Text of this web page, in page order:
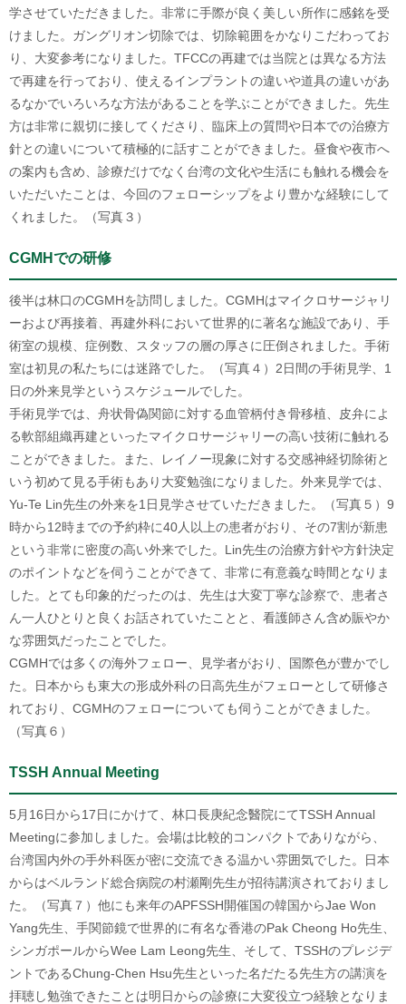
学させていただきました。非常に手際が良く美しい所作に感銘を受
けました。ガングリオン切除では、切除範囲をかなりこだわってお
り、大変参考になりました。TFCCの再建では当院とは異なる方法
で再建を行っており、使えるインプラントの違いや道具の違いがあ
るなかでいろいろな方法があることを学ぶことができました。先生
方は非常に親切に接してくださり、臨床上の質問や日本での治療方
針との違いについて積極的に話すことができました。昼食や夜市へ
の案内も含め、診療だけでなく台湾の文化や生活にも触れる機会を
いただいたことは、今回のフェローシップをより豊かな経験にして
くれました。（写真３）
CGMHでの研修
後半は林口のCGMHを訪問しました。CGMHはマイクロサージャリ
ーおよび再接着、再建外科において世界的に著名な施設であり、手
術室の規模、症例数、スタッフの層の厚さに圧倒されました。手術
室は初見の私たちには迷路でした。（写真４）2日間の手術見学、1
日の外来見学というスケジュールでした。
手術見学では、舟状骨偽関節に対する血管柄付き骨移植、皮弁によ
る軟部組織再建といったマイクロサージャリーの高い技術に触れる
ことができました。また、レイノー現象に対する交感神経切除術と
いう初めて見る手術もあり大変勉強になりました。外来見学では、
Yu-Te Lin先生の外来を1日見学させていただきました。（写真５）9
時から12時までの予約枠に40人以上の患者がおり、その7割が新患
という非常に密度の高い外来でした。Lin先生の治療方針や方針決定
のポイントなどを伺うことができて、非常に有意義な時間となりま
した。とても印象的だったのは、先生は大変丁寧な診察で、患者さ
ん一人ひとりと良くお話されていたことと、看護師さん含め賑やか
な雰囲気だったことでした。
CGMHでは多くの海外フェロー、見学者がおり、国際色が豊かでし
た。日本からも東大の形成外科の日高先生がフェローとして研修さ
れており、CGMHのフェローについても伺うことができました。
（写真６）
TSSH Annual Meeting
5月16日から17日にかけて、林口長庚紀念醫院にてTSSH Annual
Meetingに参加しました。会場は比較的コンパクトでありながら、
台湾国内外の手外科医が密に交流できる温かい雰囲気でした。日本
からはベルランド総合病院の村瀬剛先生が招待講演されておりまし
た。（写真７）他にも来年のAPFSSH開催国の韓国からJae Won
Yang先生、手関節鏡で世界的に有名な香港のPak Cheong Ho先生、
シンガポールからWee Lam Leong先生、そして、TSSHのプレジデ
ントであるChung-Chen Hsu先生といった名だたる先生方の講演を
拝聴し勉強できたことは明日からの診療に大変役立つ経験となりま